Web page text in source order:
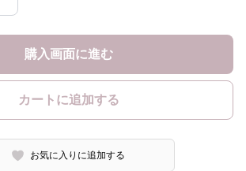
購入画面に進む
カートに追加する
お気に入りに追加する